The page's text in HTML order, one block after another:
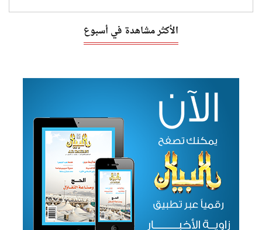
الأكثر مشاهدة في أسبوع